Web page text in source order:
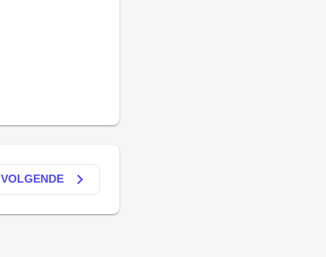
VOLGENDE keyboard_arrow_right